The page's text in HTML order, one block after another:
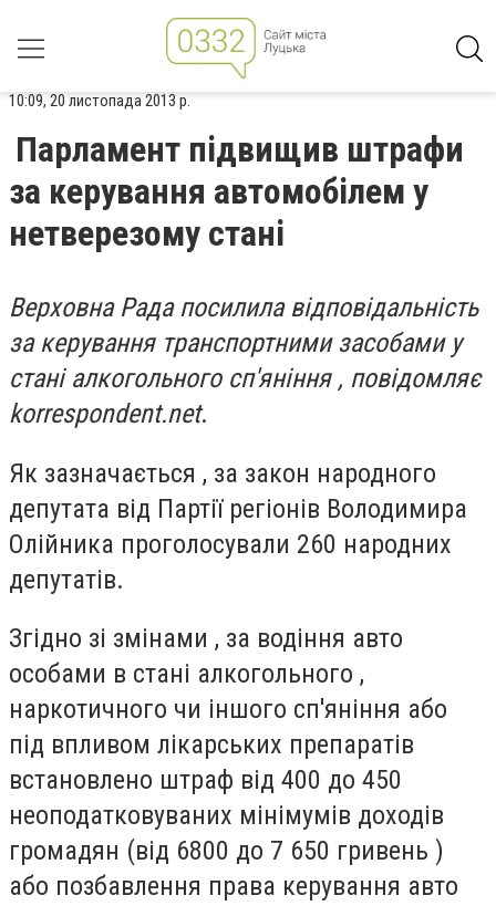
10:09, 20 листопада 2013 р.
Парламент підвищив штрафи
за керування автомобілем у
нетверезому стані
Верховна Рада посилила відповідальність
за керування транспортними засобами у
стані алкогольного сп'яніння , повідомляє
korrespondent.net.
Як зазначається , за закон народного
депутата від Партії регіонів Володимира
Олійника проголосували 260 народних
депутатів.
Згідно зі змінами , за водіння авто
особами в стані алкогольного ,
наркотичного чи іншого сп'яніння або
під впливом лікарських препаратів
встановлено штраф від 400 до 450
неоподатковуваних мінімумів доходів
громадян (від 6800 до 7 650 гривень )
або позбавлення права керування авто